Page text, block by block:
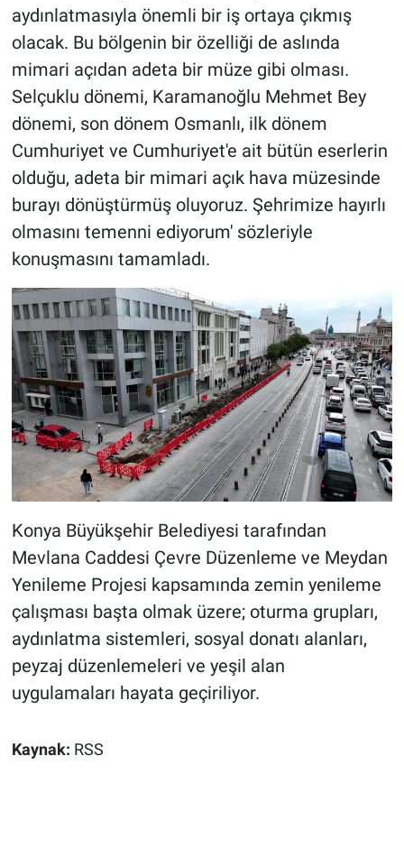
aydınlatmasıyla önemli bir iş ortaya çıkmış
olacak. Bu bölgenin bir özelliği de aslında
mimari açıdan adeta bir müze gibi olması.
Selçuklu dönemi, Karamanoğlu Mehmet Bey
dönemi, son dönem Osmanlı, ilk dönem
Cumhuriyet ve Cumhuriyet'e ait bütün eserlerin
olduğu, adeta bir mimari açık hava müzesinde
burayı dönüştürmüş oluyoruz. Şehrimize hayırlı
olmasını temenni ediyorum' sözleriyle
konuşmasını tamamladı.
Konya Büyükşehir Belediyesi tarafından
Mevlana Caddesi Çevre Düzenleme ve Meydan
Yenileme Projesi kapsamında zemin yenileme
çalışması başta olmak üzere; oturma grupları,
aydınlatma sistemleri, sosyal donatı alanları,
peyzaj düzenlemeleri ve yeşil alan
uygulamaları hayata geçiriliyor.
Kaynak: RSS